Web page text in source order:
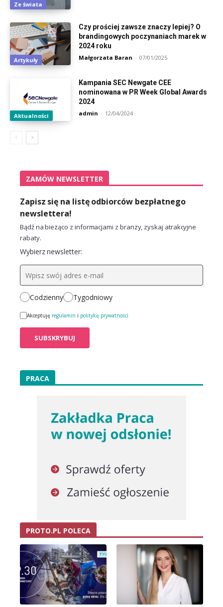
Ze świata
Artykuły
Czy prościej zawsze znaczy lepiej? O
brandingowych poczynaniach marek w
2024 roku
Małgorzata Baran - 07/01/2025
Aktualności
Kampania SEC Newgate CEE
nominowana w PR Week Global Awards
2024
admin - 12/04/2024
ZAMÓW NEWSLETTER
Zapisz się na listę odbiorców bezpłatnego
newslettera!
Bądź na bieżąco z informacjami z branży, zyskaj atrakcyjne
rabaty.
Wybierz newsletter:
Codzienny Tygodniowy
Akceptuję regulamin i politykę prywatności
PRACA
PROTO.PL POLECA